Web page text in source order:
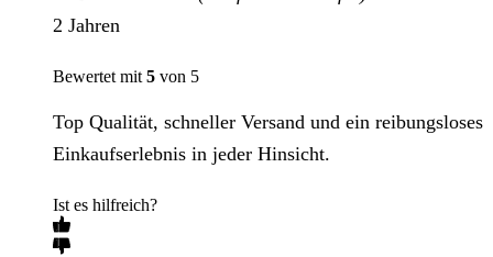
2 Jahren
Bewertet mit 5 von 5
Top Qualität, schneller Versand und ein reibungsloses
Einkaufserlebnis in jeder Hinsicht.
Ist es hilfreich?